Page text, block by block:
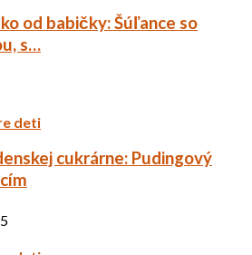
od babičky: Šúľance so
s…
deti
cukrárne: Pudingový